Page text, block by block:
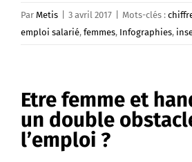
Par Metis 3 avril 2017 Mots-clés :
emploi salarié, femmes, Infographies,
Etre femme et
un double
l’emploi ?